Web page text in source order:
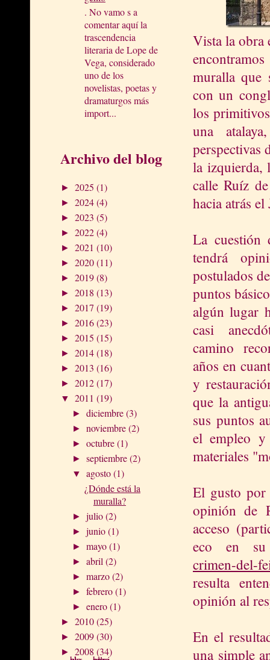
. No vamo s a
comentar aquí la
trascendencia
literaria de Lope de
Vega, considerado
uno de los
novelistas, poetas y
dramaturgos más
import...
Archivo del blog
► 2025 (1)
► 2024(4)
► 2023 (5)
► 2022(4)
► 2021 (10)
► 2020(11)
► 2019(8)
► 2018 (13)
► 2017 (19)
► 2016(23)
► 2015 (15)
► 2014(18)
► 2013 (16)
► 2012(17)
▼ 2011 (19)
►diciembre(3)
►noviembre(2)
►octubre(1)
►septiembre(2)
▼agosto(1)
¿Dónde está la
muralla?
►julio(2)
►junio(1)
►mayo(1)
►abril(2)
►marzo(2)
►febrero(1)
►enero(1)
► 2010(25)
► 2009(30)
► 2008 (34)
Vista la obra
muralla que
con un
los
una
perspectivas
la izquierda,
calle Ruíz
hacia atrás
La cuestión
tendrá
postulados
puntos
algún lugar
casi
camino
años en
y
que la
sus puntos
el empleo
materiales
El gusto por
opinión de
acceso
eco en
crimen-del-
resulta
opinión al
En el
una simple